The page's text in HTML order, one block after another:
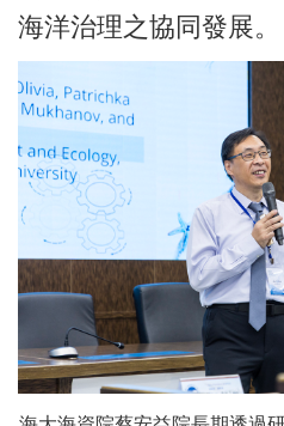
海洋治理之協同發展。